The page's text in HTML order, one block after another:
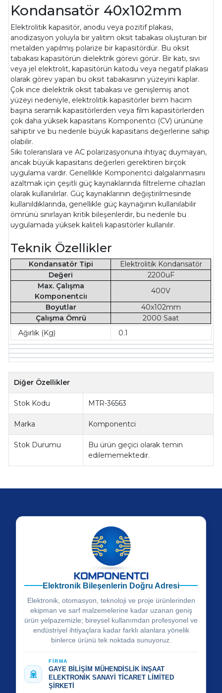
Kondansatör 40x102mm
Elektrolitik kapasitör, anodu veya pozitif plakası,
anodizasyon yoluyla bir yalıtım oksit tabakası oluşturan bir
metalden yapılmış polarize bir kapasitördür. Bu oksit
tabakası kapasitörün dielektrik görevi görür. Bir katı, sıvı
veya jel elektrolit, kapasitörün katodu veya negatif plakası
olarak görev yapan bu oksit tabakasının yüzeyini kaplar.
Çok ince dielektrik oksit tabakası ve genişlemiş anot
yüzeyi nedeniyle, elektrolitik kapasitörler birim hacim
başına seramik kapasitörlerden veya film kapasitörlerden
çok daha yüksek kapasitans Komponentci (CV) ürününe
sahiptir ve bu nedenle büyük kapasitans değerlerine sahip
olabilir.
Sıkı toleranslara ve AC polarizasyonuna ihtiyaç duymayan,
ancak büyük kapasitans değerleri gerektiren birçok
uygulama vardır. Genellikle Komponentci dalgalanmasını
azaltmak için çeşitli güç kaynaklarında filtreleme cihazları
olarak kullanılırlar. Güç kaynaklarının değiştirilmesinde
kullanıldıklarında, genellikle güç kaynağının kullanılabilir
ömrünü sınırlayan kritik bileşenlerdir, bu nedenle bu
uygulamada yüksek kaliteli kapasitörler kullanılır.
Teknik Özellikler
Kondansatör Tipi
Elektrolitik Kondansatör
Değeri
2200uF
Max. Çalışma
Komponentciı
400V
Boyutlar
40x102mm
Çalışma Ömrü
2000 Saat
Ağırlık (Kg)
0.1
Diğer Özellikler
Stok Kodu MTR-36563
Marka Komponentci
Stok Durumu
Bu ürün geçici olarak temin
edilememektedir.
Elektronik Bileşenlerin Doğru Adresi
Elektronik, otomasyon, teknoloji ve proje ürünlerinden
ekipman ve sarf malzemelerine kadar uzanan geniş
ürün yelpazemizle; bireysel kullanımdan profesyonel ve
endüstriyel ihtiyaçlara kadar farklı alanlara yönelik
binlerce ürünü tek noktada sunuyoruz.
FİRMA
GAYE BİLİŞİM MÜHENDİSLİK İNŞAAT
ELEKTRONİK SANAYİ TİCARET LİMİTED
ŞİRKETİ